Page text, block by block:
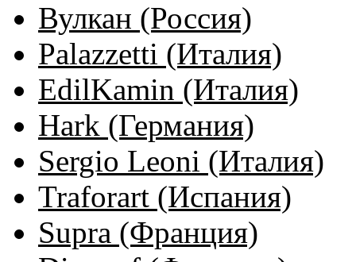
Вулкан (Россия)
Palazzetti (Италия)
EdilKamin (Италия)
Hark (Германия)
Sergio Leoni (Италия)
Traforart (Испания)
Supra (Франция)